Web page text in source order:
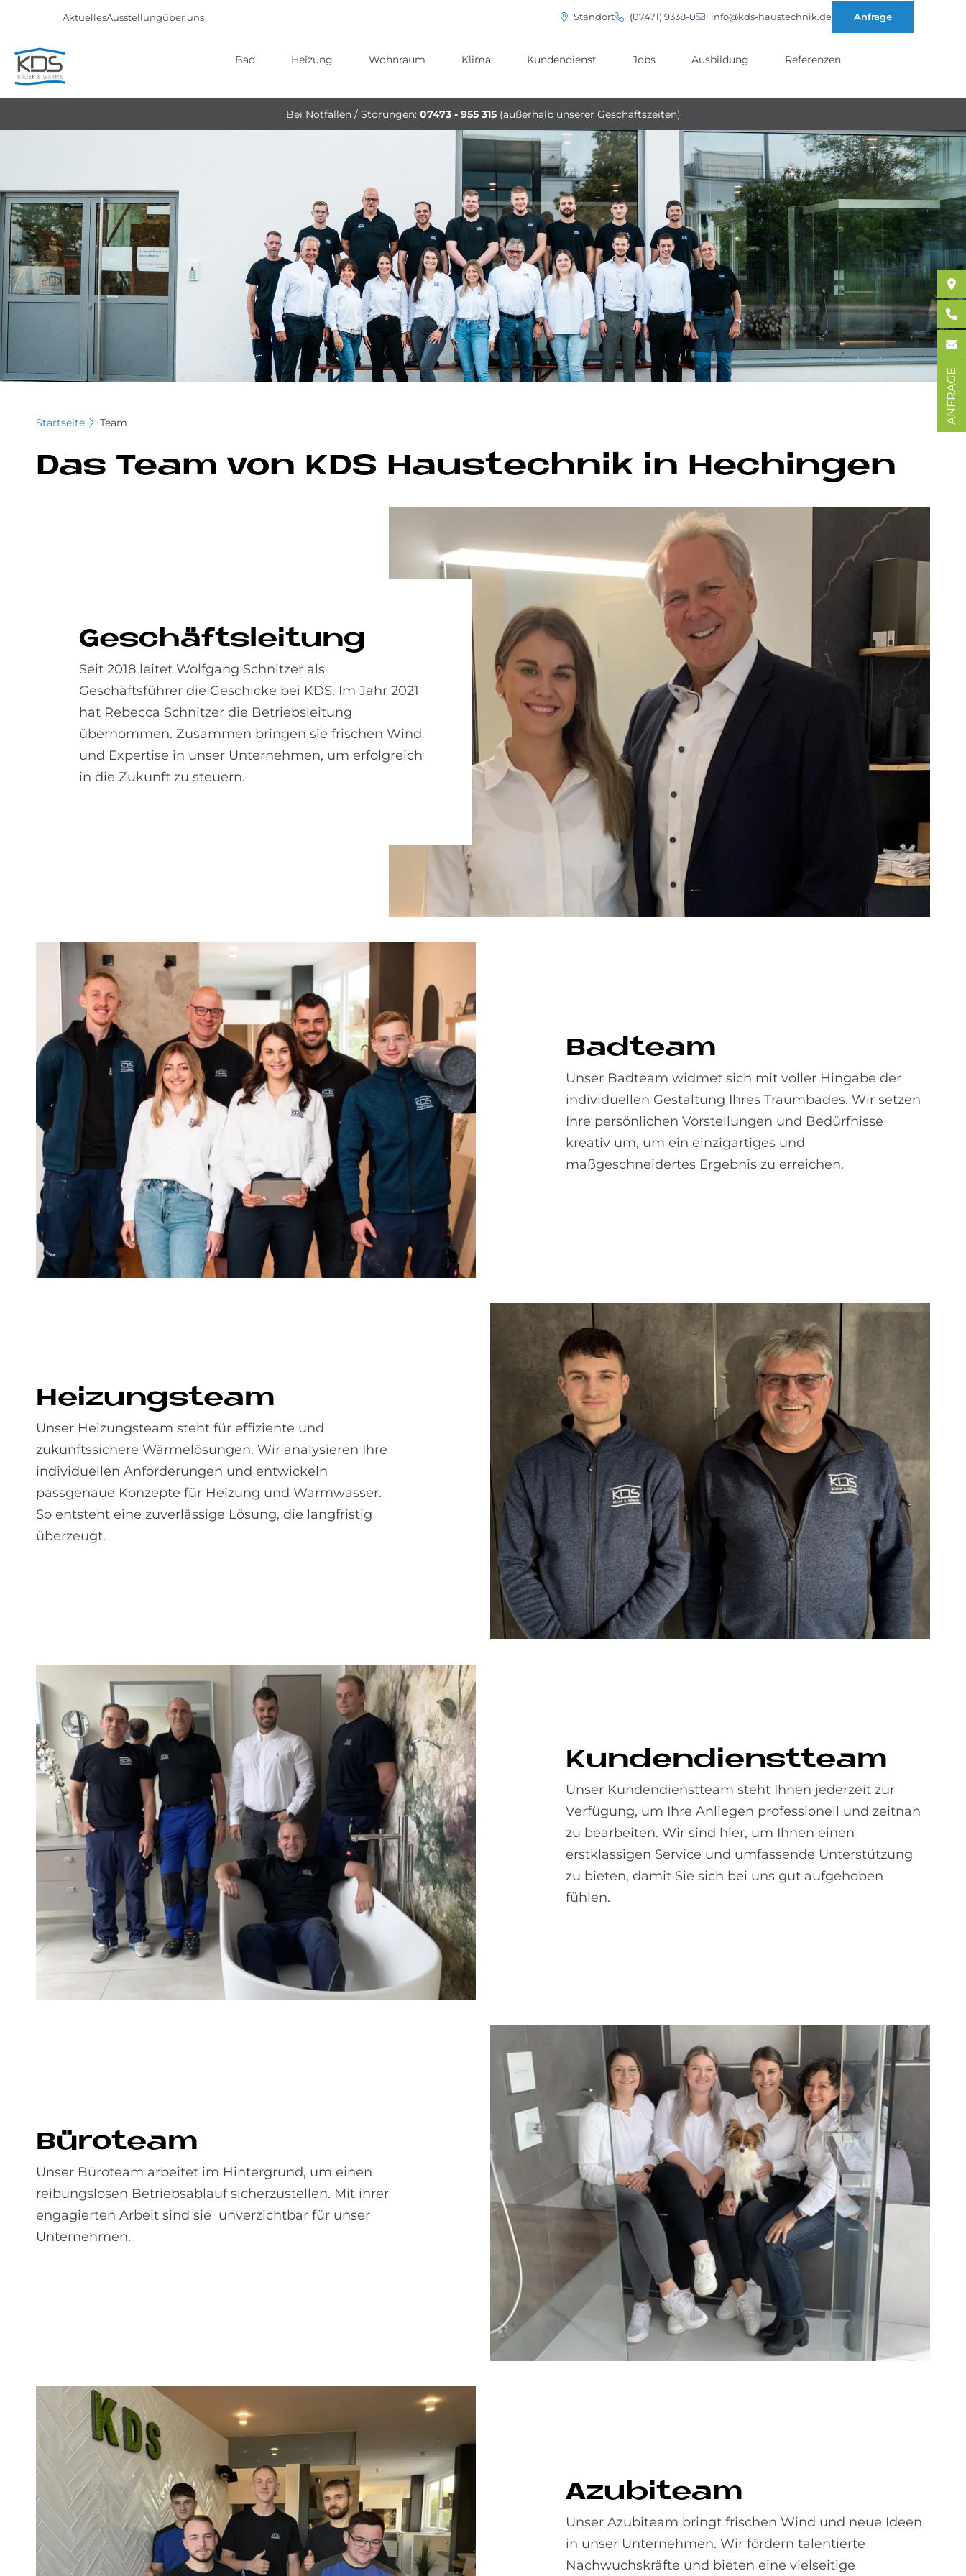
AktuellesAusstellungüber uns Standort (07471) 9338-0 info@kds-haustechnik.de Anfrage
Bad Heizung Wohnraum Klima Kundendienst Jobs Ausbildung Referenzen
Bei Notfällen / Störungen: 07473 - 955 315 (außerhalb unserer Geschäftszeiten)
Startseite Team
Das Team von KDS Haus­tech­nik in He­chin­gen
Ge­schäfts­lei­tung
Seit 2018 leitet Wolfgang Schnitzer als
Geschäftsführer die Geschicke bei KDS. Im Jahr 2021
hat Rebecca Schnitzer die Betriebsleitung
übernommen. Zusammen bringen sie frischen Wind
und Expertise in unser Unternehmen, um erfolgreich
in die Zukunft zu steuern.
Bad­team
Unser Badteam widmet sich mit voller Hingabe der
individuellen Gestaltung Ihres Traumbades. Wir setzen
Ihre persönlichen Vorstellungen und Bedürfnisse
kreativ um, um ein einzigartiges und
maßgeschneidertes Ergebnis zu erreichen.
Hei­zungs­team
Unser Heizungsteam steht für effiziente und
zukunftssichere Wärmelösungen. Wir analysieren Ihre
individuellen Anforderungen und entwickeln
passgenaue Konzepte für Heizung und Warmwasser.
So entsteht eine zuverlässige Lösung, die langfristig
überzeugt.
Kun­den­dienst­team
Unser Kundendienstteam steht Ihnen jederzeit zur
Verfügung, um Ihre Anliegen professionell und zeitnah
zu bearbeiten. Wir sind hier, um Ihnen einen
erstklassigen Service und umfassende Unterstützung
zu bieten, damit Sie sich bei uns gut aufgehoben
fühlen.
Bü­ro­team
Unser Büroteam arbeitet im Hintergrund, um einen
reibungslosen Betriebsablauf sicherzustellen. Mit ihrer
engagierten Arbeit sind sie unverzichtbar für unser
Unternehmen.
Azu­bi­team
Unser Azubiteam bringt frischen Wind und neue Ideen
in unser Unternehmen. Wir fördern talentierte
Nachwuchskräfte und bieten eine vielseitige
ANFRAGE